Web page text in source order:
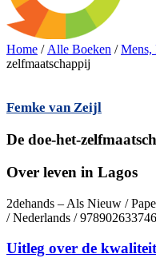
Home / Alle Boeken /Mens,
zelfmaatschappij
Femke van Zeijl
De doe-het-
Over leven in Lagos
2dehands – Als Nieuw /
/ Nederlands /
Uitleg over de